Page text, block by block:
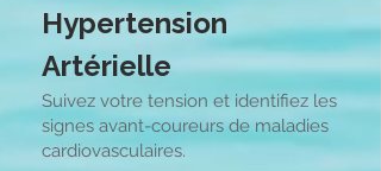
Hypertension
Artérielle
Suivez votre tension et identifiez les
signes avant-coureurs de maladies
cardiovasculaires.